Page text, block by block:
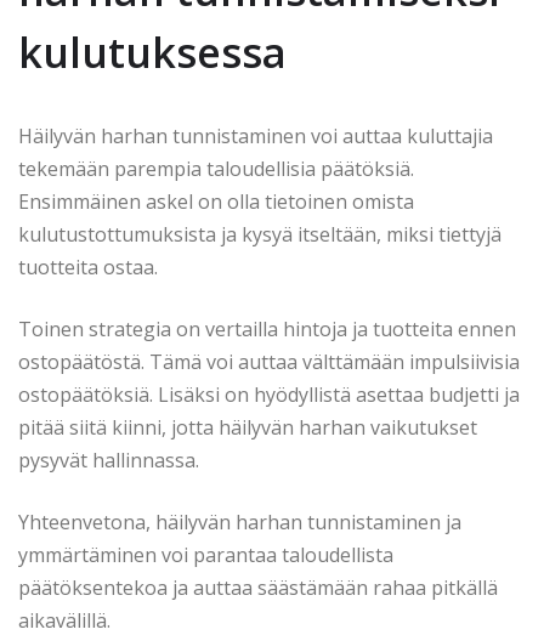
kulutuksessa
Häilyvän harhan tunnistaminen voi auttaa kuluttajia
tekemään parempia taloudellisia päätöksiä.
Ensimmäinen askel on olla tietoinen omista
kulutustottumuksista ja kysyä itseltään, miksi tiettyjä
tuotteita ostaa.
Toinen strategia on vertailla hintoja ja tuotteita ennen
ostopäätöstä. Tämä voi auttaa välttämään impulsiivisia
ostopäätöksiä. Lisäksi on hyödyllistä asettaa budjetti ja
pitää siitä kiinni, jotta häilyvän harhan vaikutukset
pysyvät hallinnassa.
Yhteenvetona, häilyvän harhan tunnistaminen ja
ymmärtäminen voi parantaa taloudellista
päätöksentekoa ja auttaa säästämään rahaa pitkällä
aikavälillä.